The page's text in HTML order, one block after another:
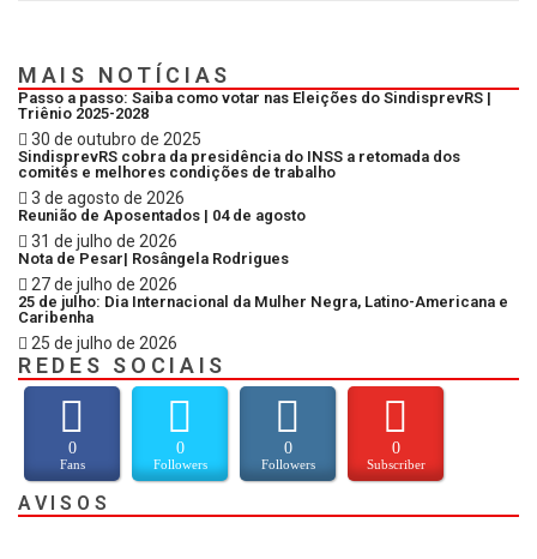
MAIS NOTÍCIAS
Passo a passo: Saiba como votar nas Eleições do SindisprevRS |
Triênio 2025-2028
30 de outubro de 2025
SindisprevRS cobra da presidência do INSS a retomada dos
comitês e melhores condições de trabalho
3 de agosto de 2026
Reunião de Aposentados | 04 de agosto
31 de julho de 2026
Nota de Pesar| Rosângela Rodrigues
27 de julho de 2026
25 de julho: Dia Internacional da Mulher Negra, Latino-Americana e
Caribenha
25 de julho de 2026
REDES SOCIAIS
0
Fans
0
Followers
0
Followers
0
Subscriber
AVISOS